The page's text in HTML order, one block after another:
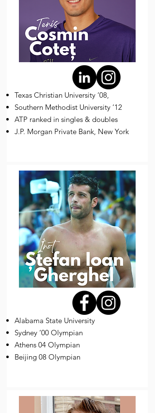
Texas Christian University ‘08,
Southern Methodist University ‘12
ATP ranked in singles & doubles
J.P. Morgan Private Bank, New York
Alabama State University
Sydney ‘00 Olympian
Athens 04 Olympian
Beijing 08 Olympian